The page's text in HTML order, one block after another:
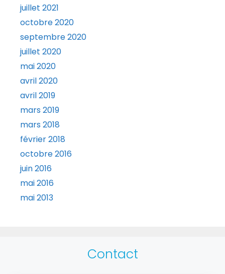
juillet 2021
octobre 2020
septembre 2020
juillet 2020
mai 2020
avril 2020
avril 2019
mars 2019
mars 2018
février 2018
octobre 2016
juin 2016
mai 2016
mai 2013
Contact